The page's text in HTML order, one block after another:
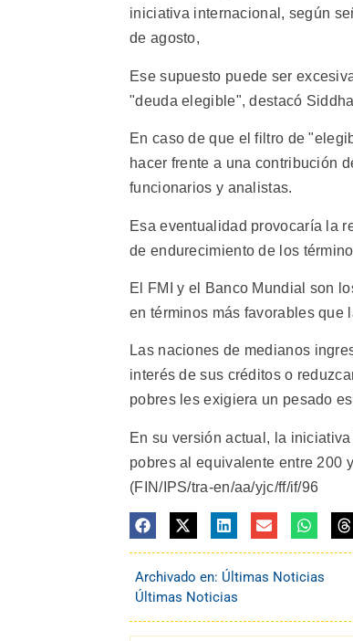
iniciativa internacional, según
de agosto,
Ese supuesto puede ser
"deuda elegible", destacó
En caso de que el filtro de
hacer frente a una contribución
funcionarios y analistas.
Esa eventualidad provocaría la
de endurecimiento de los
El FMI y el Banco Mundial son
en términos más favorables que
Las naciones de medianos
interés de sus créditos o
pobres les exigiera un pesado
En su versión actual, la
pobres al equivalente entre 200
(FIN/IPS/tra-en/aa/yjc/ff/if/96
Archivado en: Últimas Noticias
Últimas Noticias